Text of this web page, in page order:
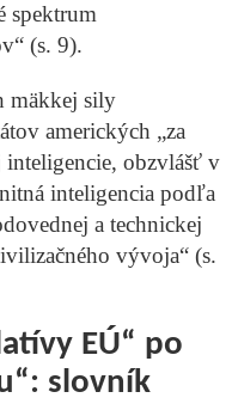
spektrum
(s. 9).
mäkkej sily
amerických „za
inteligencie, obzvlášť v
inteligencia podľa
a technickej
vývoja“ (s.
EÚ“ po
slovník